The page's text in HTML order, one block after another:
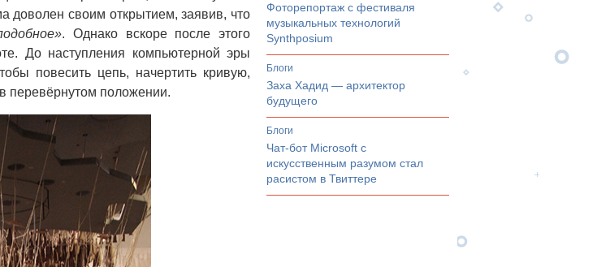
доволен своим открытием, заявив, что
. Однако вскоре после этого
До наступления компьютерной эры
повесить цепь, начертить кривую,
перевёрнутом положении.
Фоторепортаж с фестиваля
музыкальных технологий
Synthposium
Блоги
Заха Хадид — архитектор
будущего
Блоги
Чат-бот Microsoft с
искусственным разумом стал
расистом в Твиттере